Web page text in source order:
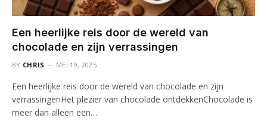
Een heerlijke reis door de wereld van
chocolade en zijn verrassingen
BY CHRIS MEI 19, 2025
Een heerlijke reis door de wereld van chocolade en zijn
verrassingenHet plezier van chocolade ontdekkenChocolade is
meer dan alleen een…